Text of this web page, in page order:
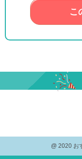
こ
@ 2020 お